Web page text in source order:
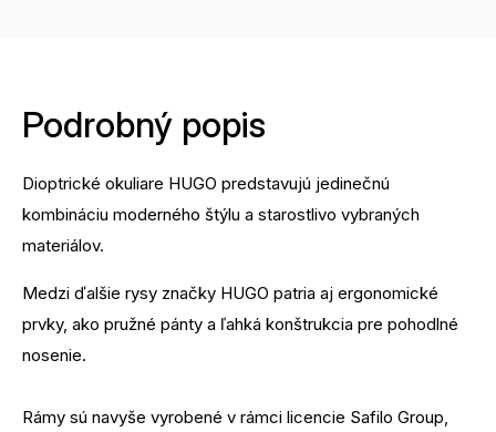
Podrobný popis
Dioptrické okuliare HUGO predstavujú jedinečnú
kombináciu moderného štýlu a starostlivo vybraných
materiálov.
Medzi ďalšie rysy značky HUGO patria aj ergonomické
prvky, ako pružné pánty a ľahká konštrukcia pre pohodlné
nosenie.
Rámy sú navyše vyrobené v rámci licencie Safilo Group,